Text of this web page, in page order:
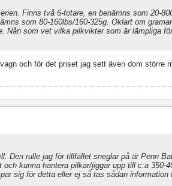
Finns två 6-fotare, en benämns som 20-
som 80-160lbs/160-325g. Oklart om
Nån som vet vilka pilkvikter som är lämpliga
och för det priset jag sett även dom större
Den rulle jag för tillfället sneglar på är Penn
kunna hantera pilkar/jiggar upp till c:a 350-
sig för detta eller ej så tas sådan information